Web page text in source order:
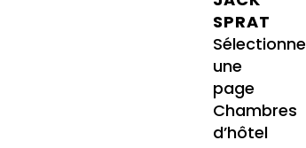
SPRAT
une
page
Chambres
d’hôtel